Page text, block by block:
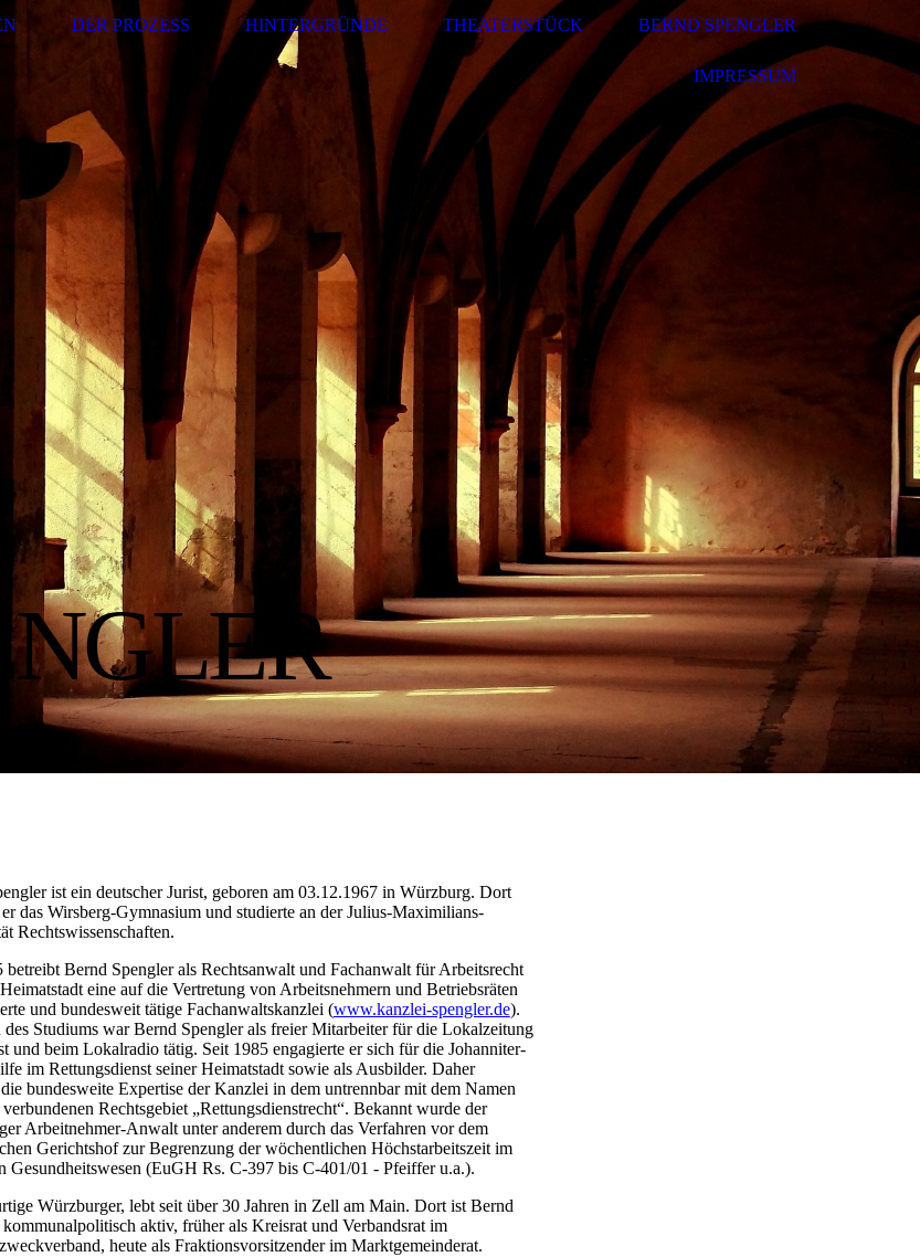
DER PROZESS HINTERGRÜNDE THEATERSTÜCK BERND SPENGLER
IMPRESSUM
ist ein deutscher Jurist, geboren am 03.12.1967 in Würzburg. Dort
er das Wirsberg-Gymnasium und studierte an der Julius-Maximilians-
Rechtswissenschaften.
betreibt Bernd Spengler als Rechtsanwalt und Fachanwalt für Arbeitsrecht
eine auf die Vertretung von Arbeitsnehmern und Betriebsräten
und bundesweit tätige Fachanwaltskanzlei (www.kanzlei-spengler.de).
des Studiums war Bernd Spengler als freier Mitarbeiter für die Lokalzeitung
und beim Lokalradio tätig. Seit 1985 engagierte er sich für die Johanniter-
im Rettungsdienst seiner Heimatstadt sowie als Ausbilder. Daher
bundesweite Expertise der Kanzlei in dem untrennbar mit dem Namen
verbundenen Rechtsgebiet „Rettungsdienstrecht“. Bekannt wurde der
Arbeitnehmer-Anwalt unter anderem durch das Verfahren vor dem
Gerichtshof zur Begrenzung der wöchentlichen Höchstarbeitszeit im
Gesundheitswesen (EuGH Rs. C-397 bis C-401/01 - Pfeiffer u.a.).
Würzburger, lebt seit über 30 Jahren in Zell am Main. Dort ist Bernd
kommunalpolitisch aktiv, früher als Kreisrat und Verbandsrat im
heute als Fraktionsvorsitzender im Marktgemeinderat.